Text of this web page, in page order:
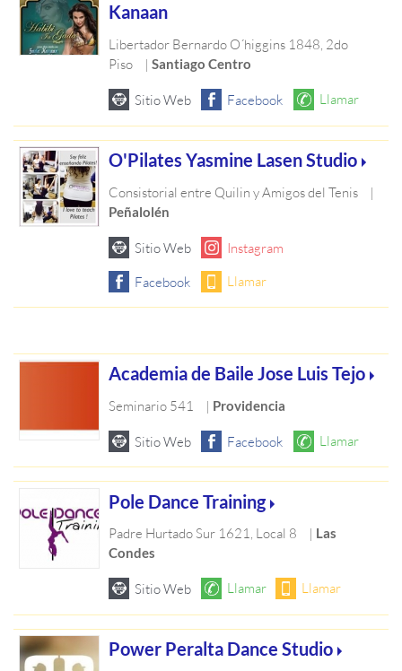
Kanaan
Libertador Bernardo O´higgins 1848, 2do
Piso
|Santiago Centro
O'Pilates Yasmine Lasen Studio
Consistorial entre Quilin y Amigos del Tenis |
Peñalolén
Academia de Baile Jose Luis Tejo
Seminario 541 | Providencia
Pole Dance Training
Padre Hurtado Sur 1621, Local 8 | Las
Condes
Power Peralta Dance Studio